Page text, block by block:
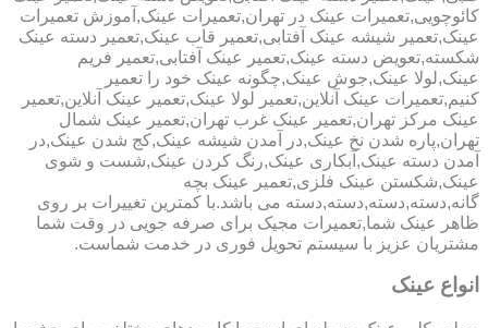
کائوچویی,تعمیرات عینک در تهران,تعمیرات عینک,آموزش تعمیرات
عینک,تعمیر شیشه عینک آفتابی,تعمیر قاب عینک,تعمیر دسته عینک
شکسته,تعویض دسته عینک,تعمیر عینک آفتابی,تعمیر فریم
عینک,لولا عینک,جوش عینک,چگونه عینک خود را تعمیر
کنیم,تعمیرات عینک آنلاین,تعمیر لولا عینک,تعمیر عینک آنلاین,تعمیر
عینک مرکز تهران,تعمیر عینک غرب تهران,تعمیر عینک شمال
تهران,پاره شدن نخ عینک,در آمدن شیشه عینک,کج شدن عینک,در
آمدن دسته عینک,آبکاری عینک,رنگ کردن عینک,شست و شوی
عینک,شکستن عینک فلزی,تعمیر عینک بچه
گانه,دسته,دسته,دسته,دسته می باشد.با کمترین تغییرات بر روی
ظاهر عینک شما,تعمیرات مجیک برای صرفه جویی در وقت شما
مشتریان عزیز با سیستم تحویل فوری در خدمت شماست.
انواع عینک